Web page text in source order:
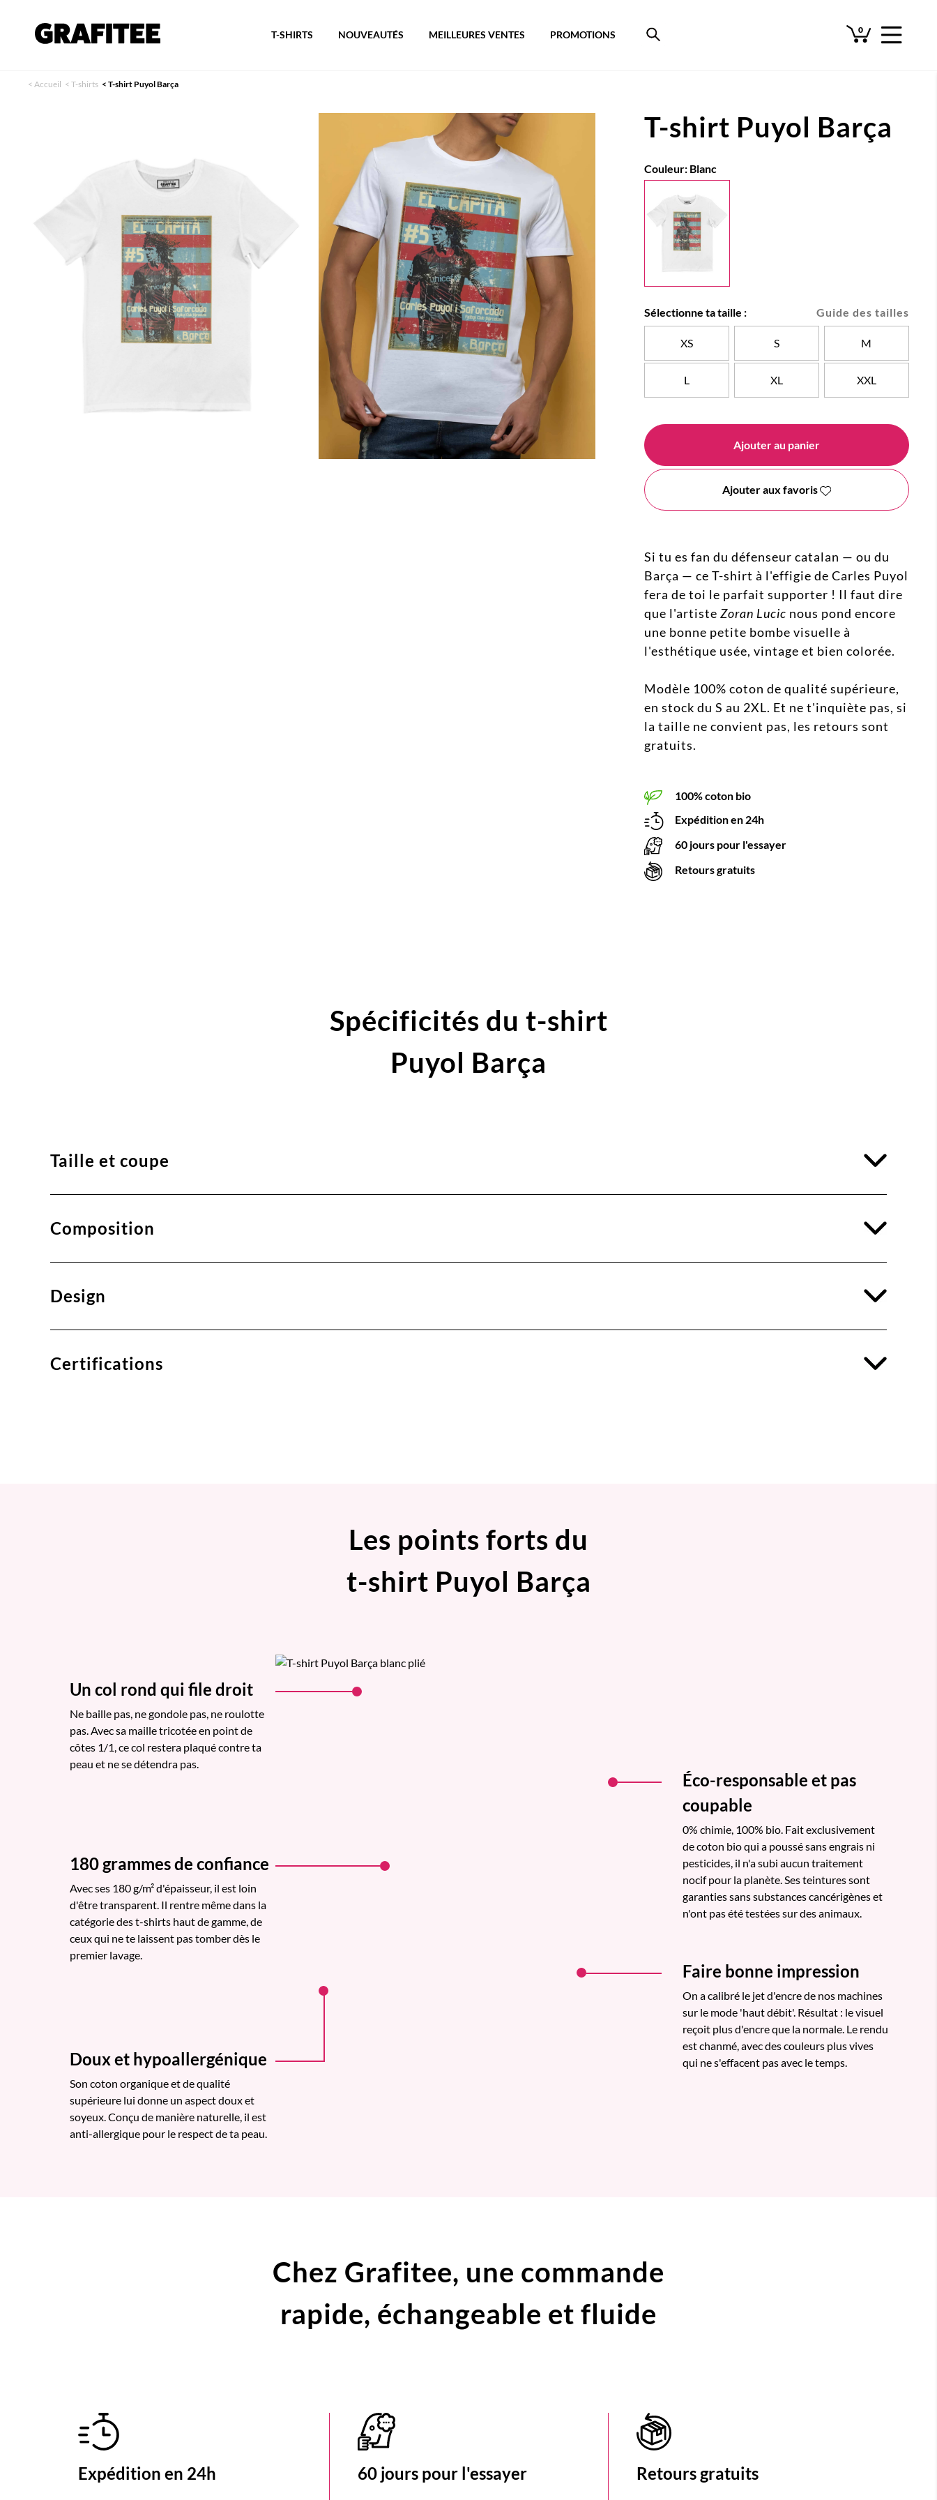
0
T-SHIRTS NOUVEAUTÉS MEILLEURES VENTES PROMOTIONS
< Accueil < T-shirts < T-shirt Puyol Barça
T-shirt Puyol Barça
Couleur: Blanc
Guide des tailles
Sélectionne ta taille :
XS S M
L XL XXL
Ajouter au panier
Ajouter aux favoris
Si tu es fan du défenseur catalan — ou du
Barça — ce T-shirt à l'effigie de Carles Puyol
fera de toi le parfait supporter ! Il faut dire
que l'artiste Zoran Lucic nous pond encore
une bonne petite bombe visuelle à
l'esthétique usée, vintage et bien colorée.
Modèle 100% coton de qualité supérieure,
en stock du S au 2XL. Et ne t'inquiète pas, si
la taille ne convient pas, les retours sont
gratuits.
100% coton bio
Expédition en 24h
60 jours pour l'essayer
Retours gratuits
Spécificités du t-shirt
Puyol Barça
Taille et coupe
Composition
Design
Certifications
Les points forts du
t-shirt Puyol Barça
Un col rond qui file droit
Ne baille pas, ne gondole pas, ne roulotte
pas. Avec sa maille tricotée en point de
côtes 1/1, ce col restera plaqué contre ta
peau et ne se détendra pas.
Éco-responsable et pas
coupable
0% chimie, 100% bio. Fait exclusivement
de coton bio qui a poussé sans engrais ni
pesticides, il n'a subi aucun traitement
nocif pour la planète. Ses teintures sont
garanties sans substances cancérigènes et
n'ont pas été testées sur des animaux.
180 grammes de confiance
Avec ses 180 g/m² d'épaisseur, il est loin
d'être transparent. Il rentre même dans la
catégorie des t-shirts haut de gamme, de
ceux qui ne te laissent pas tomber dès le
premier lavage.
Faire bonne impression
On a calibré le jet d'encre de nos machines
sur le mode 'haut débit'. Résultat : le visuel
reçoit plus d'encre que la normale. Le rendu
est chanmé, avec des couleurs plus vives
qui ne s'effacent pas avec le temps.
Doux et hypoallergénique
Son coton organique et de qualité
supérieure lui donne un aspect doux et
soyeux. Conçu de manière naturelle, il est
anti-allergique pour le respect de ta peau.
Chez Grafitee, une commande
rapide, échangeable et fluide
Expédition en 24h 60 jours pour l'essayer Retours gratuits